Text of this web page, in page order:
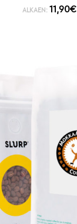
ALKAEN: 11,90€